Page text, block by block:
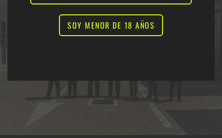
SOY MENOR DE 18 AÑOS